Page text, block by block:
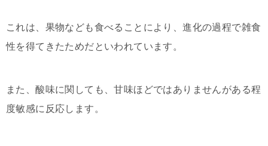
これは、果物なども食べることにより、進化の過程で雑食
性を得てきたためだといわれています。
また、酸味に関しても、甘味ほどではありませんがある程
度敏感に反応します。